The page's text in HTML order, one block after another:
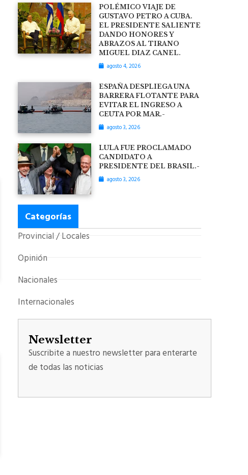
POLÉMICO VIAJE DE
GUSTAVO PETRO A CUBA.
EL PRESIDENTE SALIENTE
DANDO HONORES Y
ABRAZOS AL TIRANO
MIGUEL DIAZ CANEL.
agosto 4, 2026
ESPAÑA DESPLIEGA UNA
BARRERA FLOTANTE PARA
EVITAR EL INGRESO A
CEUTA POR MAR.-
agosto 3, 2026
LULA FUE PROCLAMADO
CANDIDATO A
PRESIDENTE DEL BRASIL.-
agosto 3, 2026
Categorías
Provincial / Locales
Opinión
Nacionales
Internacionales
Newsletter
Suscribite a nuestro newsletter para enterarte
de todas las noticias